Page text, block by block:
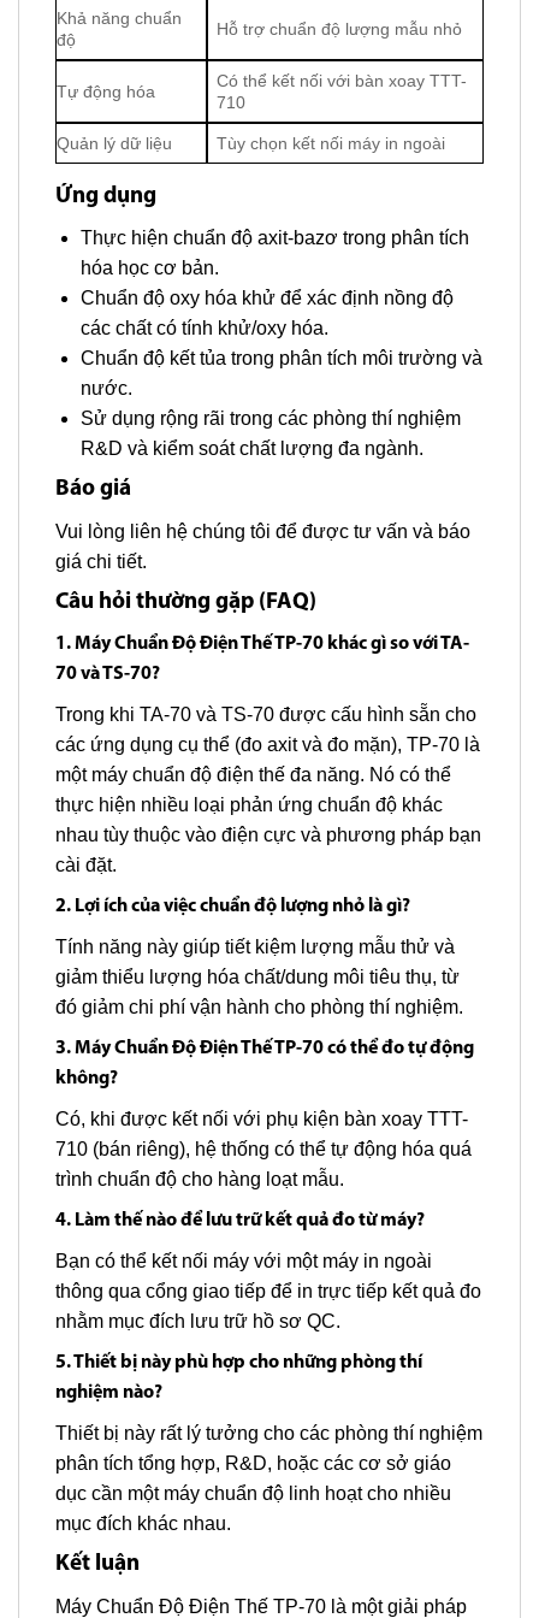
Khả năng chuẩn
độ
Hỗ trợ chuẩn độ lượng mẫu nhỏ
Tự động hóa
Có thể kết nối với bàn xoay TTT-
710
Quản lý dữ liệu Tùy chọn kết nối máy in ngoài
Ứng dụng
Thực hiện chuẩn độ axit-bazơ trong phân tích
hóa học cơ bản.
Chuẩn độ oxy hóa khử để xác định nồng độ
các chất có tính khử/oxy hóa.
Chuẩn độ kết tủa trong phân tích môi trường và
nước.
Sử dụng rộng rãi trong các phòng thí nghiệm
R&D và kiểm soát chất lượng đa ngành.
Báo giá
Vui lòng liên hệ chúng tôi để được tư vấn và báo
giá chi tiết.
Câu hỏi thường gặp (FAQ)
1. Máy Chuẩn Độ Điện Thế TP-70 khác gì so với TA-
70 và TS-70?
Trong khi TA-70 và TS-70 được cấu hình sẵn cho
các ứng dụng cụ thể (đo axit và đo mặn), TP-70 là
một máy chuẩn độ điện thế đa năng. Nó có thể
thực hiện nhiều loại phản ứng chuẩn độ khác
nhau tùy thuộc vào điện cực và phương pháp bạn
cài đặt.
2. Lợi ích của việc chuẩn độ lượng nhỏ là gì?
Tính năng này giúp tiết kiệm lượng mẫu thử và
giảm thiểu lượng hóa chất/dung môi tiêu thụ, từ
đó giảm chi phí vận hành cho phòng thí nghiệm.
3. Máy Chuẩn Độ Điện Thế TP-70 có thể đo tự động
không?
Có, khi được kết nối với phụ kiện bàn xoay TTT-
710 (bán riêng), hệ thống có thể tự động hóa quá
trình chuẩn độ cho hàng loạt mẫu.
4. Làm thế nào để lưu trữ kết quả đo từ máy?
Bạn có thể kết nối máy với một máy in ngoài
thông qua cổng giao tiếp để in trực tiếp kết quả đo
nhằm mục đích lưu trữ hồ sơ QC.
5. Thiết bị này phù hợp cho những phòng thí
nghiệm nào?
Thiết bị này rất lý tưởng cho các phòng thí nghiệm
phân tích tổng hợp, R&D, hoặc các cơ sở giáo
dục cần một máy chuẩn độ linh hoạt cho nhiều
mục đích khác nhau.
Kết luận
Máy Chuẩn Độ Điện Thế TP-70 là một giải pháp